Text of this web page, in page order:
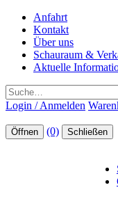
Anfahrt
Kontakt
Über uns
Schauraum &
Aktuelle
Suche
Login / Anmelden
Öffnen (0) Schließen